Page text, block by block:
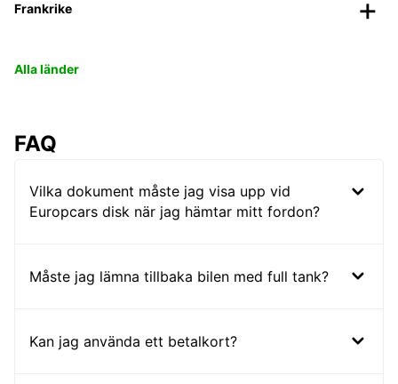
Frankrike
Alla länder
FAQ
Vilka dokument måste jag visa upp vid
Europcars disk när jag hämtar mitt fordon?
Måste jag lämna tillbaka bilen med full tank?
Kan jag använda ett betalkort?